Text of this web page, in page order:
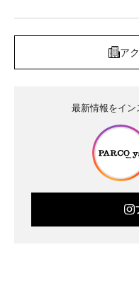
ア
最新情報をイン